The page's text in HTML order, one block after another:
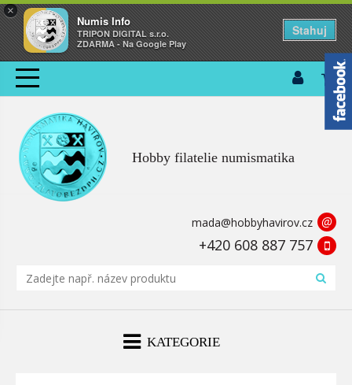
×
Numis Info
TRIPON DIGITAL s.r.o.
ZDARMA - Na Google Play
Stahuj
Hobby filatelie numismatika
mada@hobbyhavirov.cz @
+420 608 887 757
KATEGORIE